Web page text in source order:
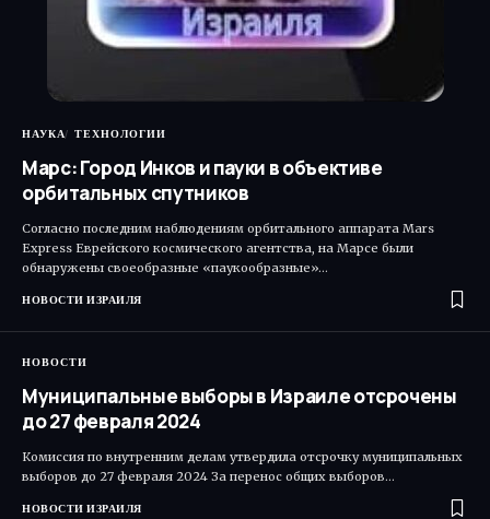
НАУКА ТЕХНОЛОГИИ
Марс: Город Инков и пауки в объективе
орбитальных спутников
Согласно последним наблюдениям орбитального аппарата Mars
Express Еврейского космического агентства, на Марсе были
обнаружены своеобразные «паукообразные»…
НОВОСТИ ИЗРАИЛЯ
НОВОСТИ
Муниципальные выборы в Израиле отсрочены
до 27 февраля 2024
Комиссия по внутренним делам утвердила отсрочку муниципальных
выборов до 27 февраля 2024 За перенос общих выборов…
НОВОСТИ ИЗРАИЛЯ